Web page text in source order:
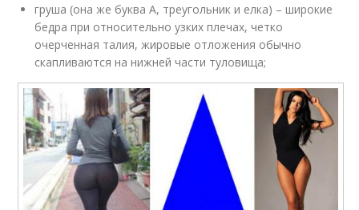
груша (она же буква А, треугольник и елка) – широкие
бедра при относительно узких плечах, четко
очерченная талия, жировые отложения обычно
скапливаются на нижней части туловища;